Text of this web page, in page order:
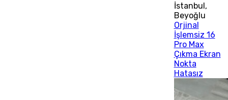
İstanbul,
Beyoğlu
Orjinal
İşlemsiz 16
Pro Max
Çıkma Ekran
Nokta
Hatasız